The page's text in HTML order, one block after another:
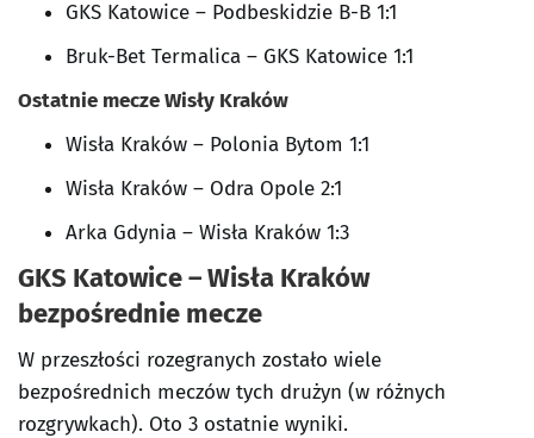
GKS Katowice – Podbeskidzie B-B 1:1
Bruk-Bet Termalica – GKS Katowice 1:1
Ostatnie mecze Wisły Kraków
Wisła Kraków – Polonia Bytom 1:1
Wisła Kraków – Odra Opole 2:1
Arka Gdynia – Wisła Kraków 1:3
GKS Katowice – Wisła Kraków
bezpośrednie mecze
W przeszłości rozegranych zostało wiele
bezpośrednich meczów tych drużyn (w różnych
rozgrywkach). Oto 3 ostatnie wyniki.